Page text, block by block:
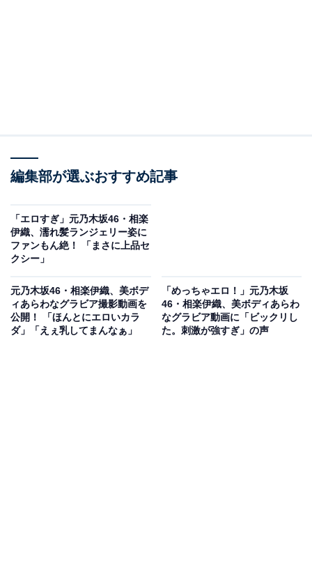
編集部が選ぶおすすめ記事
「エロすぎ」元乃木坂46・相楽
伊織、濡れ髪ランジェリー姿に
ファンもん絶！ 「まさに上品セ
クシー」
元乃木坂46・相楽伊織、美ボデ
ィあらわなグラビア撮影動画を
公開！ 「ほんとにエロいカラ
ダ」「えぇ乳してまんなぁ」
「めっちゃエロ！」元乃木坂
46・相楽伊織、美ボディあらわ
なグラビア動画に「ビックリし
た。刺激が強すぎ」の声